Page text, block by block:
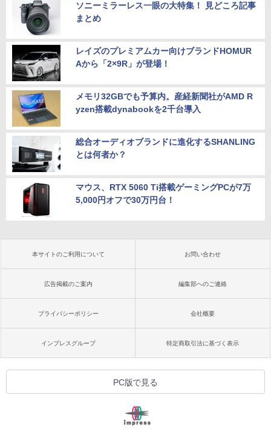
ソニーミラーレス一眼の大特集！ 見どころ記事
まとめ
レイズのプレミアムカー向けブランドHOMUR
Aから「2×9R」が登場！
メモリ32GBでも予算内。産経新聞社がAMD R
yzen搭載dynabookを2千台導入
総合オーディオブランドに進化するSHANLING
とは何者か？
マウス、RTX 5060 Ti搭載ゲーミングPCが7万
5,000円オフで30万円台！
本サイトのご利用について お問い合わせ
広告掲載のご案内 編集部へのご連絡
プライバシーポリシー 会社概要
インプレスグループ 特定商取引法に基づく表示
PC版で見る